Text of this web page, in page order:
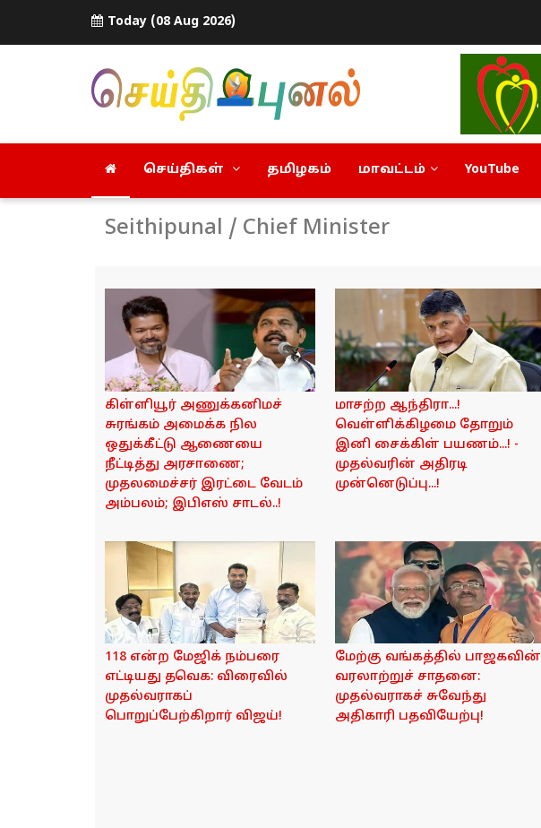
Today (08 Aug 2026)
செய்திகள் தமிழகம் மாவட்டம் YouTube
Seithipunal / Chief Minister
கிள்ளியூர் அணுக்கனிமச்
சுரங்கம் அமைக்க நில
ஒதுக்கீட்டு ஆணையை
நீட்டித்து அரசாணை;
முதலமைச்சர் இரட்டை வேடம்
அம்பலம்; இபிஎஸ் சாடல்..!
மாசற்ற ஆந்திரா...!
வெள்ளிக்கிழமை தோறும்
இனி சைக்கிள் பயணம்...! -
முதல்வரின் அதிரடி
முன்னெடுப்பு...!
118 என்ற மேஜிக் நம்பரை
எட்டியது தவெக: விரைவில்
முதல்வராகப்
பொறுப்பேற்கிறார் விஜய்!
மேற்கு வங்கத்தில் பாஜகவின்
வரலாற்றுச் சாதனை:
முதல்வராகச் சுவேந்து
அதிகாரி பதவியேற்பு!